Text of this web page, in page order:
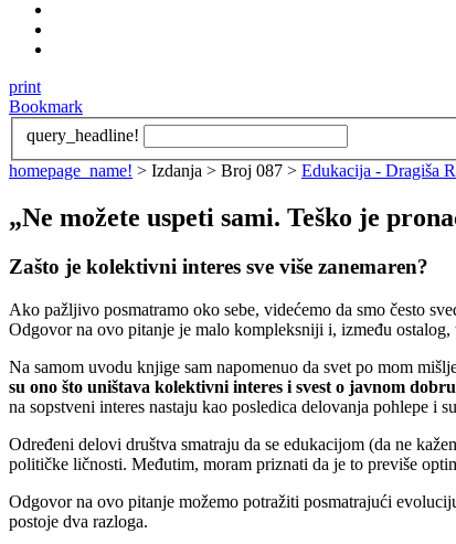
print
Bookmark
query_headline!
homepage_name! > Izdanja > Broj 087 > Edukacija - Dragiša
„Ne možete uspeti sami. Teško je
Zašto je kolektivni interes sve više zanemaren?
Ako pažljivo posmatramo oko sebe, videćemo da smo često
Odgovor na ovo pitanje je malo kompleksniji i, između ostalog,
Na samom uvodu knjige sam napomenuo da svet po mom
su ono što uništava kolektivni interes i svest o javnom
na sopstveni interes nastaju kao posledica delovanja pohlepe i
Određeni delovi društva smatraju da se edukacijom (da ne
političke ličnosti. Međutim, moram priznati da je to previše
Odgovor na ovo pitanje možemo potražiti posmatrajući
postoje dva razloga.